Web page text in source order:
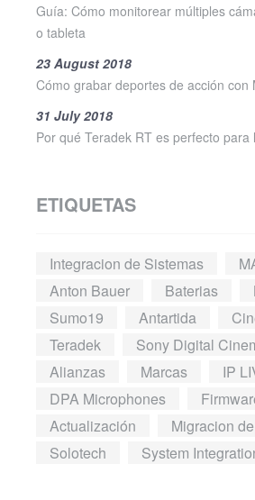
Guía: Cómo monitorear múltiples
o tableta
23 August 2018
Cómo grabar deportes de acción con
31 July 2018
Por qué Teradek RT es perfecto
ETIQUETAS
Integracion de Sistemas
Anton Bauer
Baterias
Sumo19
Antartida
Teradek
Sony Digital
Alianzas
Marcas
IP
DPA Microphones
Actualización
Migracion
Solotech
System